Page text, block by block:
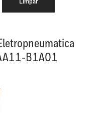
B1A01